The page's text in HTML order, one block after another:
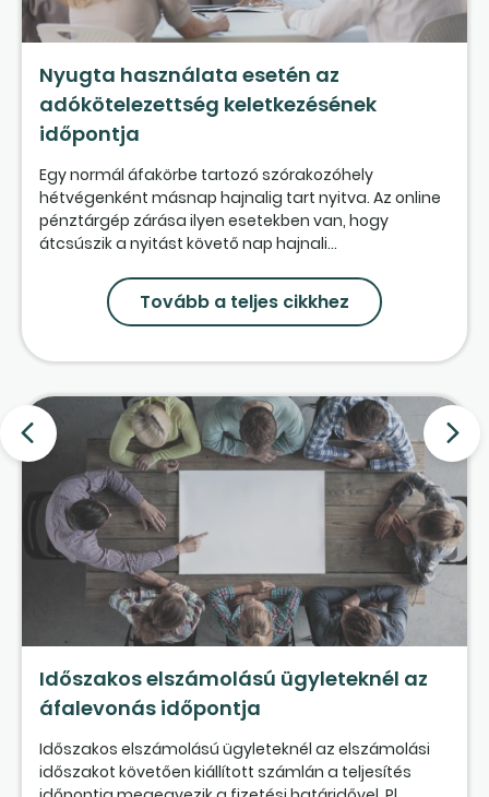
Nyugta használata esetén az
adókötelezettség keletkezésének
időpontja
Egy normál áfakörbe tartozó szórakozóhely
hétvégenként másnap hajnalig tart nyitva. Az online
pénztárgép zárása ilyen esetekben van, hogy
átcsúszik a nyitást követő nap hajnali...
Tovább a teljes cikkhez
Időszakos elszámolású ügyleteknél az
áfalevonás időpontja
Időszakos elszámolású ügyleteknél az elszámolási
időszakot követően kiállított számlán a teljesítés